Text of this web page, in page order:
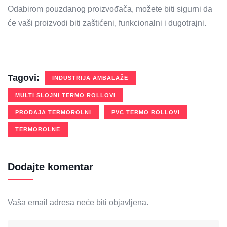
Odabirom pouzdanog proizvođača, možete biti sigurni da
će vaši proizvodi biti zaštićeni, funkcionalni i dugotrajni.
Tagovi: INDUSTRIJA AMBALAŽE
MULTI SLOJNI TERMO ROLLOVI
PRODAJA TERMOROLNI PVC TERMO ROLLOVI
TERMOROLNE
Dodajte komentar
Vaša email adresa neće biti objavljena.